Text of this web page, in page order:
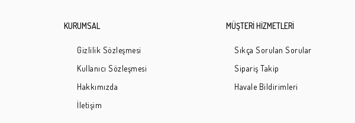
KURUMSAL
Gizlilik Sözleşmesi
Kullanıcı Sözleşmesi
Hakkımızda
İletişim
MÜŞTERİ HİZMETLERİ
Sıkça Sorulan Sorular
Sipariş Takip
Havale Bildirimleri